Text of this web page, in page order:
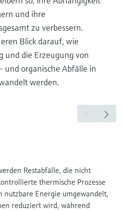
und ihre
zu verbessern.
Blick darauf, wie
und die Erzeugung von
organische Abfälle in
werden.
Restabfälle, die nicht
thermische Prozesse
nutzbare Energie umgewandelt,
reduziert wird, während